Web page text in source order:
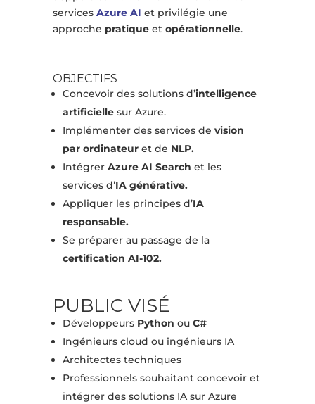
services Azure AI et privilégie une
approche pratiqueet opérationnelle.
OBJECTIFS
Concevoir des solutions d’intelligence
artificiellesur Azure.
Implémenter des services de vision
par ordinateuret de NLP.
Intégrer Azure AI Search et les
services d’IA générative.
Appliquer les principes d’IA
responsable.
Se préparer au passage de la
certification AI-102.
PUBLIC VISÉ
Développeurs Python ou C#
Ingénieurs cloud ou ingénieurs IA
Architectes techniques
Professionnels souhaitant concevoir et
intégrer des solutions IA sur Azure